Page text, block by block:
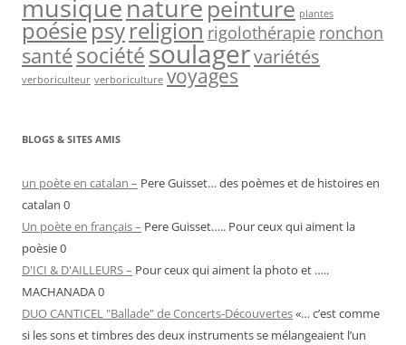
musiquenature peinture plantes
poésiepsyreligion rigolothérapie ronchon
santésociétésoulagervariétés
verboriculteur verboriculture voyages
BLOGS & SITES AMIS
un poète en catalan – Pere Guisset… des poèmes et de histoires en
catalan 0
Un poète en français – Pere Guisset….. Pour ceux qui aiment la
poèsie 0
D'ICI & D'AILLEURS – Pour ceux qui aiment la photo et …..
MACHANADA 0
DUO CANTICEL "Ballade" de Concerts-Découvertes«… c’est comme
si les sons et timbres des deux instruments se mélangeaient l’un